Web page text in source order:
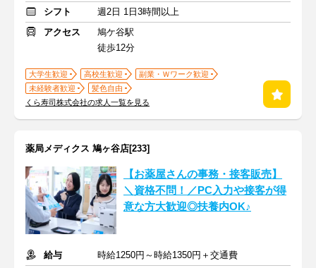
シフト
週2日 1日3時間以上
アクセス
鳩ケ谷駅
徒歩12分
大学生歓迎 高校生歓迎
副業・Ｗワーク歓迎
未経験者歓迎
髪色自由
くら寿司株式会社の求人一覧を見る
薬局メディクス 鳩ヶ谷店[233]
【お薬屋さんの事務・接客販売】
＼資格不問！／PC入力や接客が得
意な方大歓迎◎扶養内OK♪
給与
時給1250円～時給1350円＋交通費